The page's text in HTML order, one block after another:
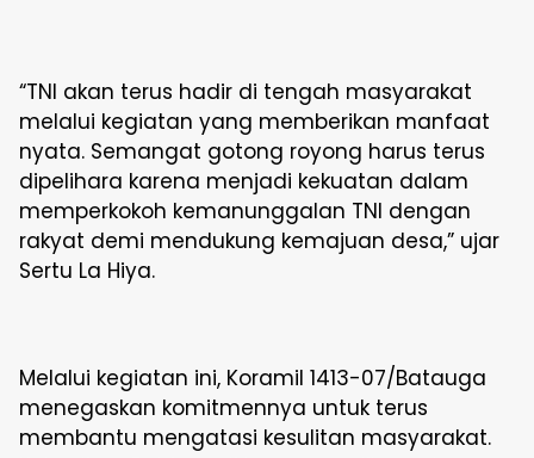
“TNI akan terus hadir di tengah masyarakat
melalui kegiatan yang memberikan manfaat
nyata. Semangat gotong royong harus terus
dipelihara karena menjadi kekuatan dalam
memperkokoh kemanunggalan TNI dengan
rakyat demi mendukung kemajuan desa,” ujar
Sertu La Hiya.
Melalui kegiatan ini, Koramil 1413-07/Batauga
menegaskan komitmennya untuk terus
membantu mengatasi kesulitan masyarakat.